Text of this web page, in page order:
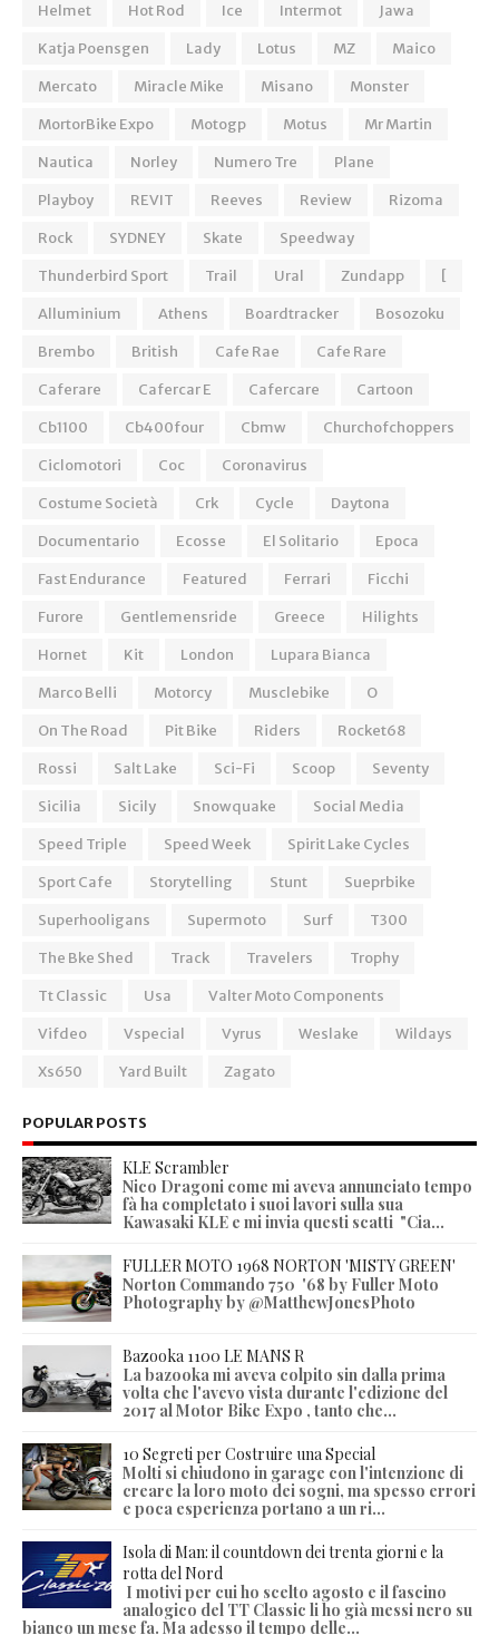
Helmet
Hot Rod Ice Intermot
Jawa
Katja Poensgen
Lady Lotus MZ
Maico
Mercato
Miracle Mike Misano
Monster
MortorBike Expo
Motogp Motus
Mr Martin
Nautica
Norley Numero Tre
Plane
Playboy
REVIT Reeves Review
Rizoma
Rock
SYDNEY Skate
Speedway
Thunderbird Sport
Trail Ural Zundapp
[
Alluminium
Athens Boardtracker
Bosozoku
Brembo
British Cafe Rae
Cafe Rare
Caferare
Cafercar E Cafercare
Cartoon
Cb1100
Cb400four Cbmw
Churchofchoppers
Ciclomotori
Coc
Coronavirus
Costume Società
Crk Cycle
Daytona
Documentario
Ecosse El Solitario
Epoca
Fast Endurance
Featured Ferrari
Ficchi
Furore
Gentlemensride Greece
Hilights
Hornet
Kit London
Lupara Bianca
Marco Belli
Motorcy Musclebike
O
On The Road
Pit Bike Riders
Rocket68
Rossi
Salt Lake Sci-Fi Scoop
Seventy
Sicilia
Sicily Snowquake
Social Media
Speed Triple
Speed Week
Spirit Lake Cycles
Sport Cafe
Storytelling Stunt
Sueprbike
Superhooligans
Supermoto Surf
T300
The Bke Shed
Track Travelers
Trophy
Tt Classic
Usa
Valter Moto Components
Vifdeo
Vspecial Vyrus Weslake
Wildays
Xs650
Yard Built Zagato
POPULAR POSTS
KLE Scrambler
Nico Dragoni come mi aveva annunciato tempo
fà ha completato i suoi lavori sulla sua
Kawasaki KLE e mi invia questi scatti "Cia...
FULLER MOTO 1968 NORTON 'MISTY GREEN'
Norton Commando 750 '68 by Fuller Moto
Photography by @MatthewJonesPhoto
Bazooka 1100 LE MANS R
La bazooka mi aveva colpito sin dalla prima
volta che l'avevo vista durante l'edizione del
2017 al Motor Bike Expo , tanto che...
10 Segreti per Costruire una Special
Molti si chiudono in garage con l'intenzione di
creare la loro moto dei sogni, ma spesso errori
e poca esperienza portano a un ri...
Isola di Man: il countdown dei trenta giorni e la
rotta del Nord
I motivi per cui ho scelto agosto e il fascino
analogico del TT Classic li ho già messi nero su
bianco un mese fa. Ma adesso il tempo delle...